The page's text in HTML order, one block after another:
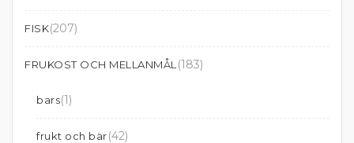
FISK(207)
FRUKOST OCH MELLANMÅL (183)
bars(1)
frukt och bär(42)